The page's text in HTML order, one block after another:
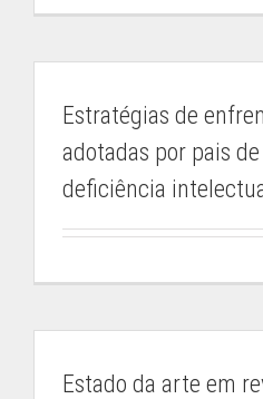
Estratégias de
adotadas por pais
deficiência
Estado da arte em